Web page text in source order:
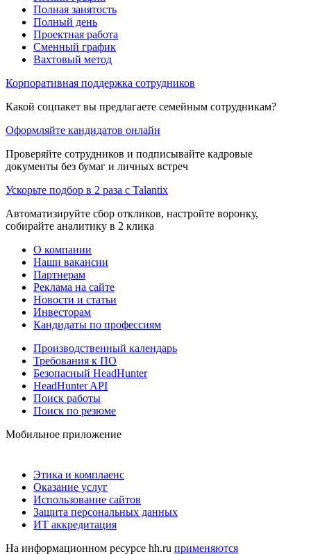
Полная занятость
Полный день
Проектная работа
Сменный график
Вахтовый метод
Корпоративная поддержка сотрудников
Какой соцпакет вы предлагаете семейным сотрудникам?
Оформляйте кандидатов онлайн
Проверяйте сотрудников и подписывайте кадровые
документы без бумаг и личных встреч
Ускорьте подбор в 2 раза с Talantix
Автоматизируйте сбор откликов, настройте воронку,
собирайте аналитику в 2 клика
О компании
Наши вакансии
Партнерам
Реклама на сайте
Новости и статьи
Инвесторам
Кандидаты по профессиям
Производственный календарь
Требования к ПО
Безопасный HeadHunter
HeadHunter API
Поиск работы
Поиск по резюме
Мобильное приложение
Этика и комплаенс
Оказание услуг
Использование сайтов
Защита персональных данных
ИТ аккредитация
На информационном ресурсе hh.ru применяются